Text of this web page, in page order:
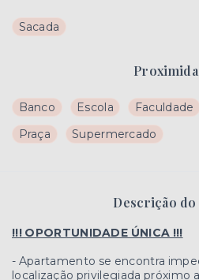
Sacada
Banco Escola Faculdade
Praça
Supermercado
Descrição do
!!! OPORTUNIDADE ÚNICA !!!
- Apartamento se encontra
localização privilegiada próximo